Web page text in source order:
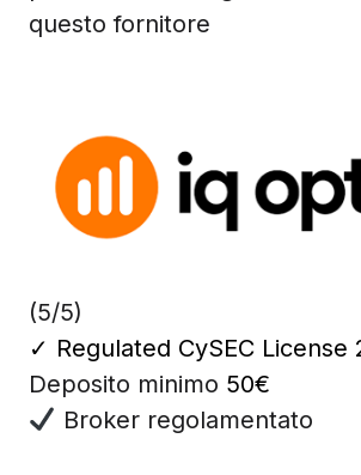
questo fornitore
(5/5)
✓ Regulated CySEC License
Deposito minimo 50€
Broker regolamentato